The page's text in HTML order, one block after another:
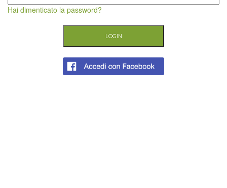
Hai dimenticato la password?